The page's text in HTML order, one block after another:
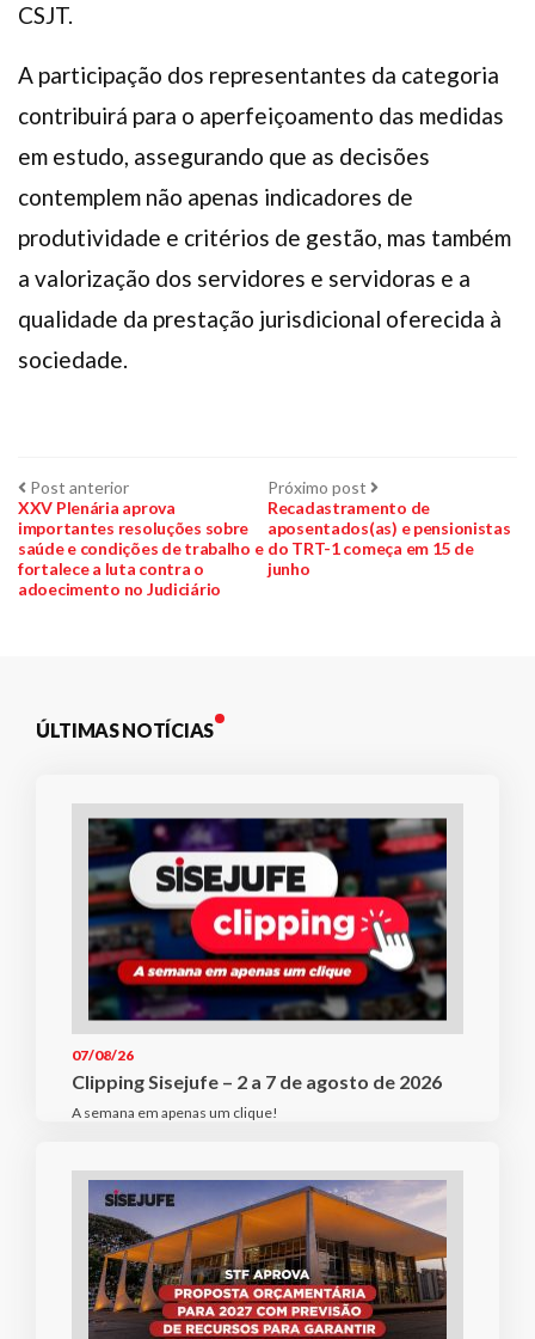
CSJT.
A participação dos representantes da categoria
contribuirá para o aperfeiçoamento das medidas
em estudo, assegurando que as decisões
contemplem não apenas indicadores de
produtividade e critérios de gestão, mas também
a valorização dos servidores e servidoras e a
qualidade da prestação jurisdicional oferecida à
sociedade.
Navegação
de
Post
Post anteriorPost
anterior:
XXV Plenária aprova
importantes resoluções sobre
saúde e condições de trabalho e
fortalece a luta contra o
adoecimento no Judiciário
Próximo post Próximo
post:
Recadastramento de
aposentados(as) e pensionistas
do TRT-1 começa em 15 de
junho
ÚLTIMAS NOTÍCIAS
07/08/26
Clipping Sisejufe – 2 a 7 de agosto de 2026
A semana em apenas um clique!